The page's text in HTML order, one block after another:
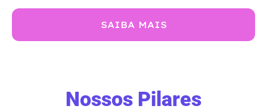
SAIBA MAIS
Nossos Pilares